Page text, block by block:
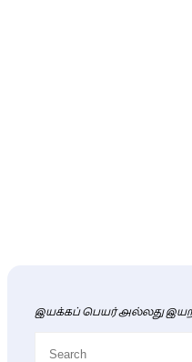
இயக்கப் பெயர் அல்லது